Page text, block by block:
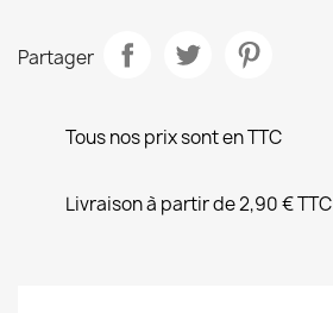
Partager
Tous nos prix sont en TTC
Livraison à partir de 2,90 € TTC